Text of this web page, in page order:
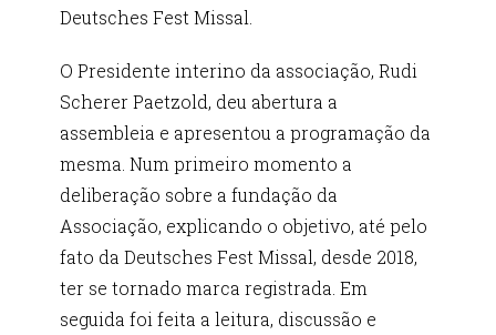
Deutsches Fest Missal.
O Presidente interino da associação, Rudi
Scherer Paetzold, deu abertura a
assembleia e apresentou a programação da
mesma. Num primeiro momento a
deliberação sobre a fundação da
Associação, explicando o objetivo, até pelo
fato da Deutsches Fest Missal, desde 2018,
ter se tornado marca registrada. Em
seguida foi feita a leitura, discussão e